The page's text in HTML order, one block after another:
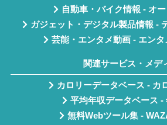
自動車・バイク情報 - オ
ガジェット・デジタル製品情報 -
芸能・エンタメ動画 - エン
関連サービス・メデ
カロリーデータベース - カ
平均年収データベース -
無料Webツール集 -